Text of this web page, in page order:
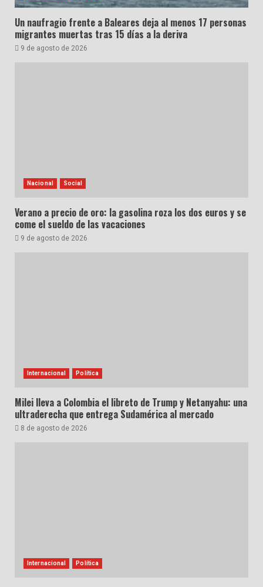
Un naufragio frente a Baleares deja al menos 17 personas
migrantes muertas tras 15 días a la deriva
9 de agosto de 2026
Nacional Social
Verano a precio de oro: la gasolina roza los dos euros y se
come el sueldo de las vacaciones
9 de agosto de 2026
Internacional Política
Milei lleva a Colombia el libreto de Trump y Netanyahu: una
ultraderecha que entrega Sudamérica al mercado
8 de agosto de 2026
Internacional Política